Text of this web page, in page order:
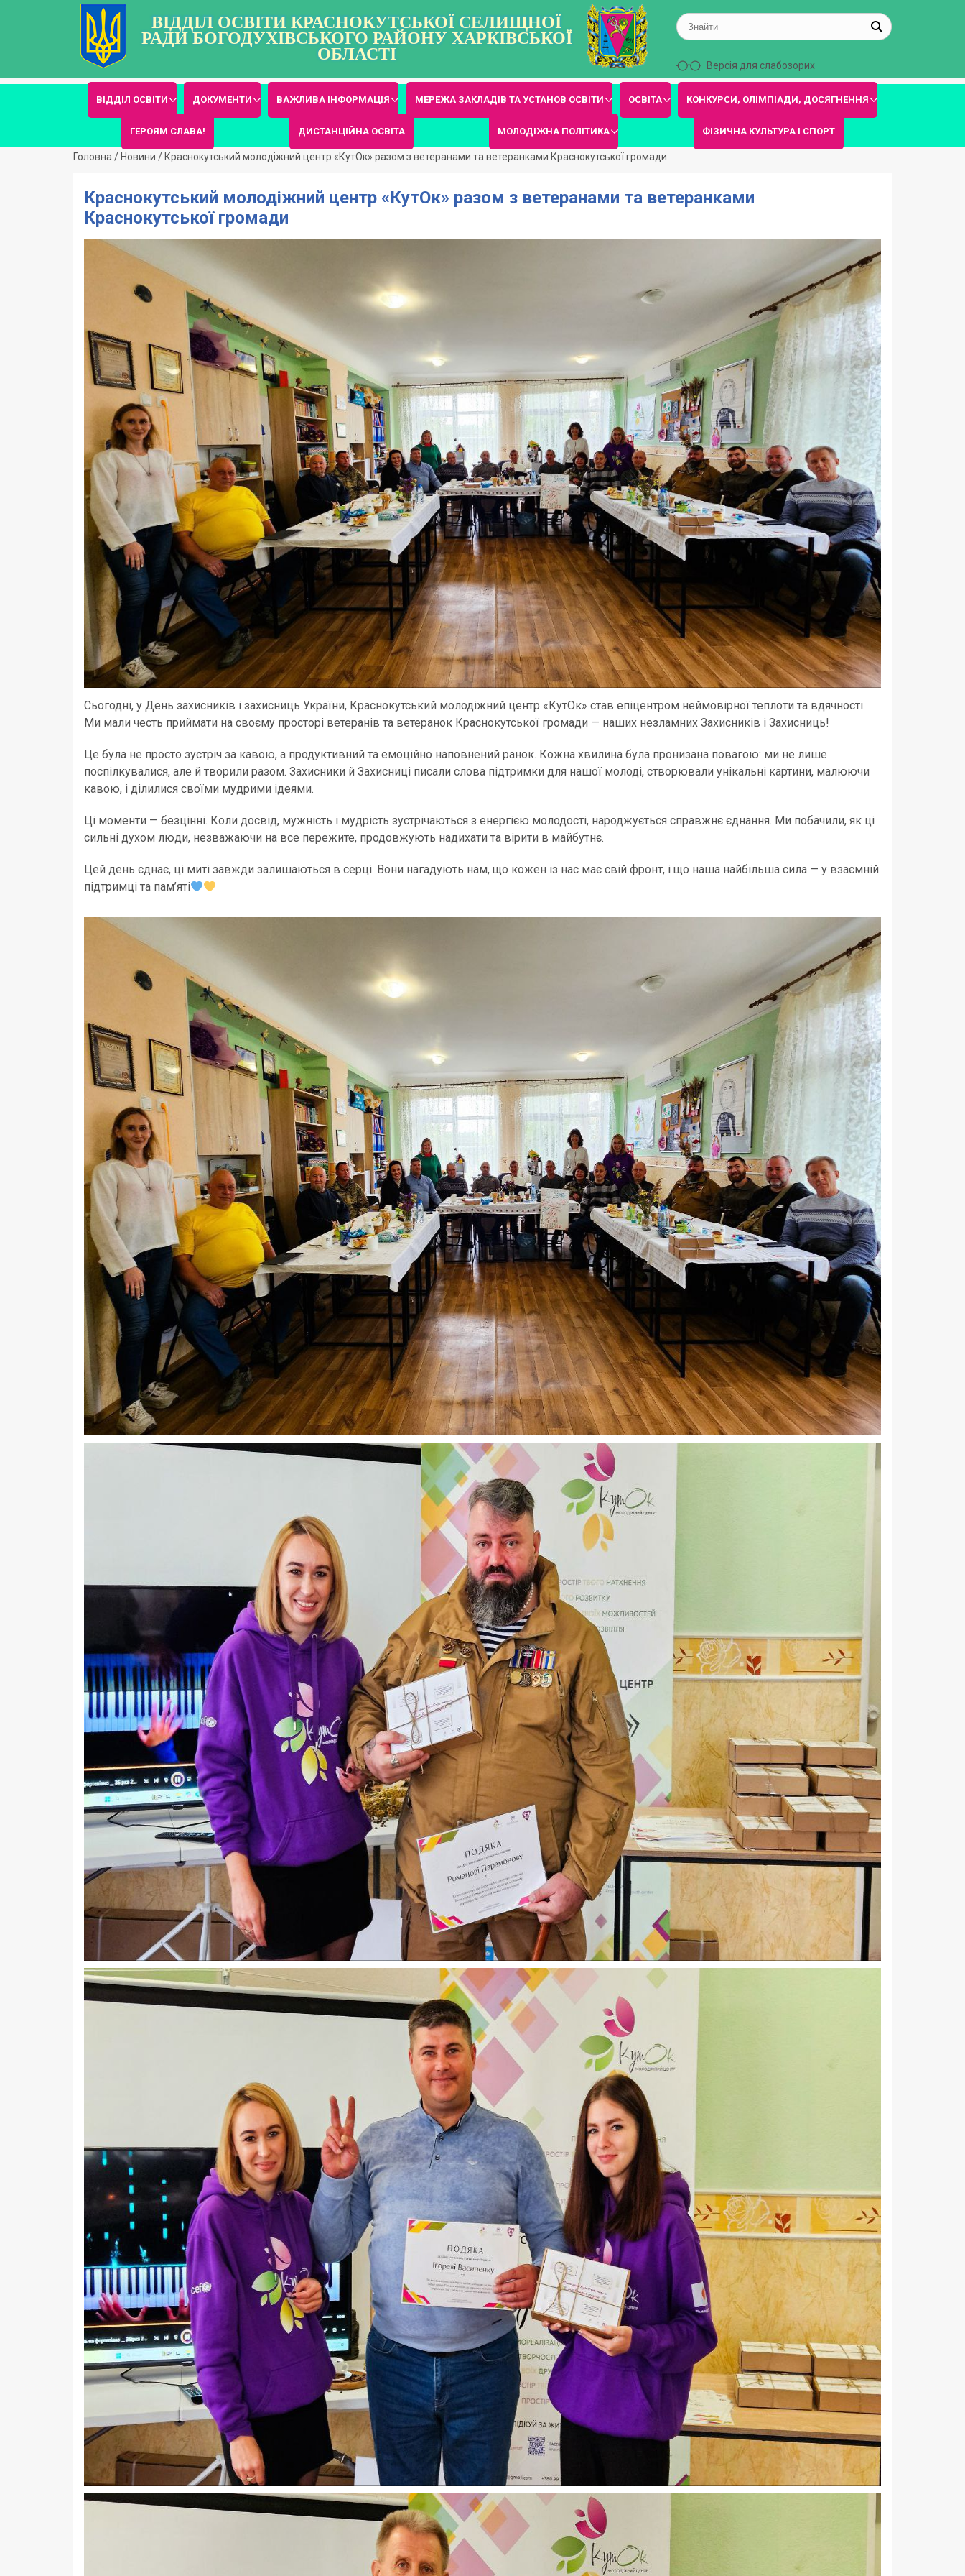
ВІДДІЛ ОСВІТИ КРАСНОКУТСЬКОЇ СЕЛИЩНОЇ
РАДИ БОГОДУХІВСЬКОГО РАЙОНУ ХАРКІВСЬКОЇ
ОБЛАСТІ
Версія для слабозорих
ВІДДІЛ ОСВІТИ ДОКУМЕНТИ ВАЖЛИВА ІНФОРМАЦІЯ МЕРЕЖА ЗАКЛАДІВ ТА УСТАНОВ ОСВІТИ ОСВІТА КОНКУРСИ, ОЛІМПІАДИ, ДОСЯГНЕННЯ
ГЕРОЯМ СЛАВА! ДИСТАНЦІЙНА ОСВІТА МОЛОДІЖНА ПОЛІТИКА ФІЗИЧНА КУЛЬТУРА І СПОРТ
Головна / Новини / Краснокутський молодіжний центр «КутОк» разом з ветеранами та ветеранками Краснокутської громади
Краснокутський молодіжний центр «КутОк» разом з ветеранами та ветеранками
Краснокутської громади
Сьогодні, у День захисників і захисниць України, Краснокутський молодіжний центр «КутОк» став епіцентром неймовірної теплоти та вдячності.
Ми мали честь приймати на своєму просторі ветеранів та ветеранок Краснокутської громади — наших незламних Захисників і Захисниць!
Це була не просто зустріч за кавою, а продуктивний та емоційно наповнений ранок. Кожна хвилина була пронизана повагою: ми не лише
поспілкувалися, але й творили разом. Захисники й Захисниці писали слова підтримки для нашої молоді, створювали унікальні картини, малюючи
кавою, і ділилися своїми мудрими ідеями.
Ці моменти — безцінні. Коли досвід, мужність і мудрість зустрічаються з енергією молодості, народжується справжнє єднання. Ми побачили, як ці
сильні духом люди, незважаючи на все пережите, продовжують надихати та вірити в майбутнє.
Цей день єднає, ці миті завжди залишаються в серці. Вони нагадують нам, що кожен із нас має свій фронт, і що наша найбільша сила — у взаємній
підтримці та пам’яті